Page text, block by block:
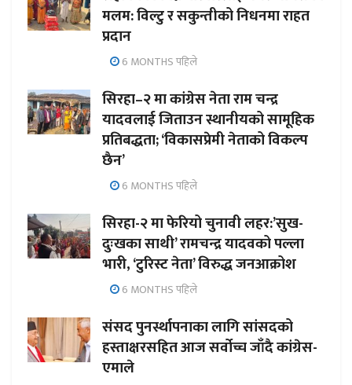
मलम: विल्टु र सकुन्तीको निधनमा राहत
प्रदान
6 MONTHS पहिले
सिरहा–२ मा कांग्रेस नेता राम चन्द्र
यादवलाई जिताउन स्थानीयको सामूहिक
प्रतिबद्धता; ‘विकासप्रेमी नेताको विकल्प
छैन’
6 MONTHS पहिले
सिरहा-२ मा फेरियो चुनावी लहर:’सुख-
दुःखका साथी’ रामचन्द्र यादवको पल्ला
भारी, ‘टुरिस्ट नेता’ विरुद्ध जनआक्रोश
6 MONTHS पहिले
संसद पुनर्स्थापनाका लागि सांसदको
हस्ताक्षरसहित आज सर्वोच्च जाँदै कांग्रेस-
एमाले